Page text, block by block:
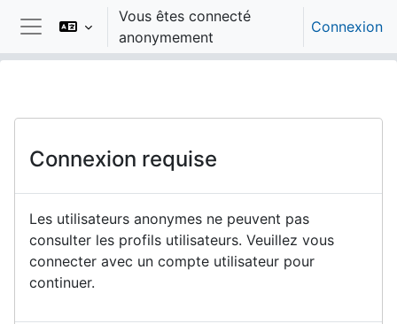
Passer au contenu principal
Panneau latéral
Vous êtes connecté
anonymement
Connexion
Connexion requise
Les utilisateurs anonymes ne peuvent pas
consulter les profils utilisateurs. Veuillez vous
connecter avec un compte utilisateur pour
continuer.